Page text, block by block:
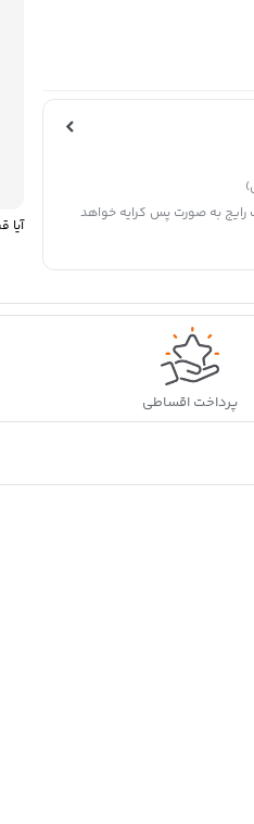
رایج به صورت پس کرایه خواهد
آیا
پرداخت اقساطی